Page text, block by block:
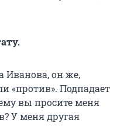
Иванова, он же,
«против». Подпадает
вы просите меня
У меня другая